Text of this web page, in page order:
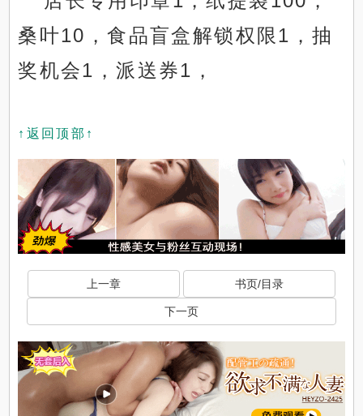
桑叶10，食品盲盒解锁权限1，抽
奖机会1，派送券1，
↑返回顶部↑
上一章 书页/目录
下一页